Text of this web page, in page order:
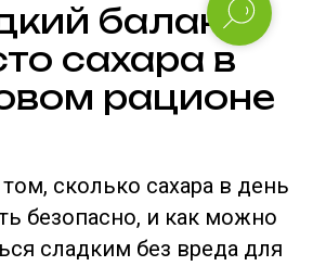
баланс:
сахара в
рационе
сколько сахара в день
безопасно, и как можно
сладким без вреда для